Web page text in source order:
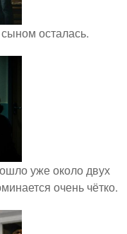
осталась.
уже около двух
очень чётко.